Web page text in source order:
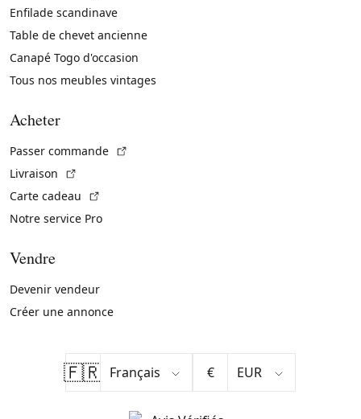
Enfilade scandinave
Table de chevet ancienne
Canapé Togo d'occasion
Tous nos meubles vintages
Acheter
Passer commande
Livraison
Carte cadeau
Notre service Pro
Vendre
Devenir vendeur
Créer une annonce
🇫🇷 €